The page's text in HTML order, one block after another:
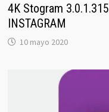
4K Stogram
INSTAGRAM
10 mayo 2020